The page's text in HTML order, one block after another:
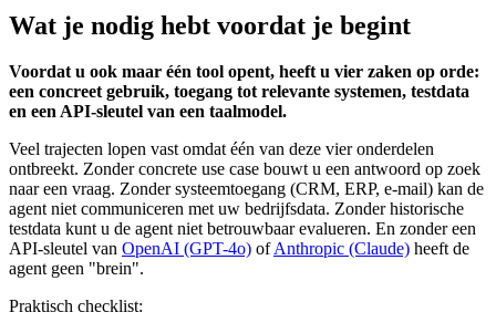
Wat je nodig hebt voordat je begint
Voordat u ook maar één tool opent, heeft u vier zaken op orde:
een concreet gebruik, toegang tot relevante systemen, testdata
en een API-sleutel van een taalmodel.
Veel trajecten lopen vast omdat één van deze vier onderdelen
ontbreekt. Zonder concrete use case bouwt u een antwoord op zoek
naar een vraag. Zonder systeemtoegang (CRM, ERP, e-mail) kan de
agent niet communiceren met uw bedrijfsdata. Zonder historische
testdata kunt u de agent niet betrouwbaar evalueren. En zonder een
API-sleutel van OpenAI (GPT-4o) ofAnthropic (Claude) heeft de
agent geen "brein".
Praktisch checklist: